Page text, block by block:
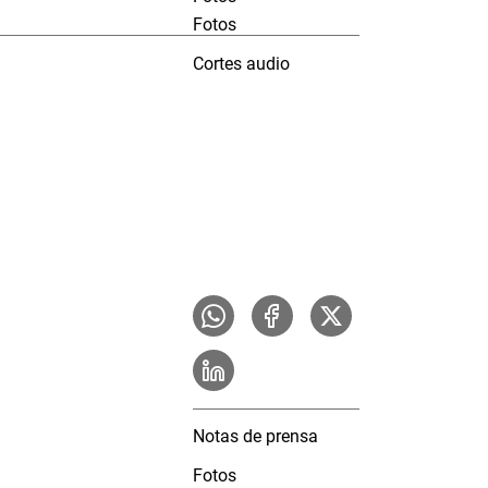
Fotos
Cortes audio
Notas de prensa
Fotos